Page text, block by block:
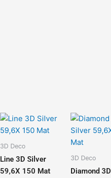
3D Deco
Line 3D Silver
59,6X 150 Mat
3D Deco
Diamond 3D